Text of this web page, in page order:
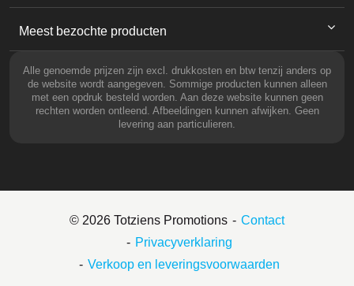
Meest bezochte producten
Alle genoemde prijzen zijn excl. drukkosten en btw tenzij anders op
de website wordt aangegeven. Sommige producten kunnen alleen
met een opdruk besteld worden. Aan deze website kunnen geen
rechten worden ontleend. Afbeeldingen kunnen afwijken. Geen
levering aan particulieren.
© 2026 Totziens Promotions
Contact
Privacyverklaring
Verkoop en leveringsvoorwaarden